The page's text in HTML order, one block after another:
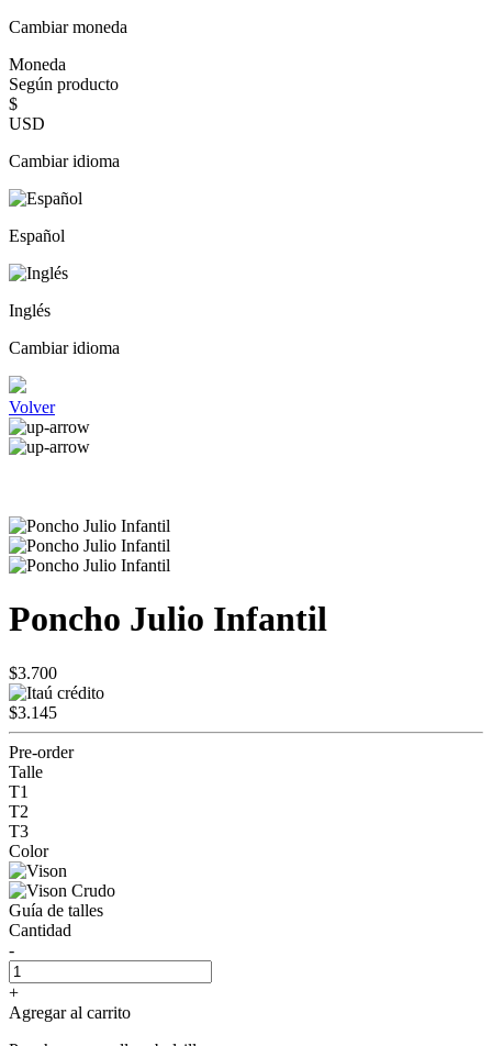
Cambiar moneda
Moneda
Según producto
$
USD
Cambiar idioma
Español
Inglés
Cambiar idioma
Volver
Poncho Julio Infantil
$3.700
$3.145
Pre-order
Talle
T1
T2
T3
Color
Guía de talles
Cantidad
-
+
Agregar al carrito